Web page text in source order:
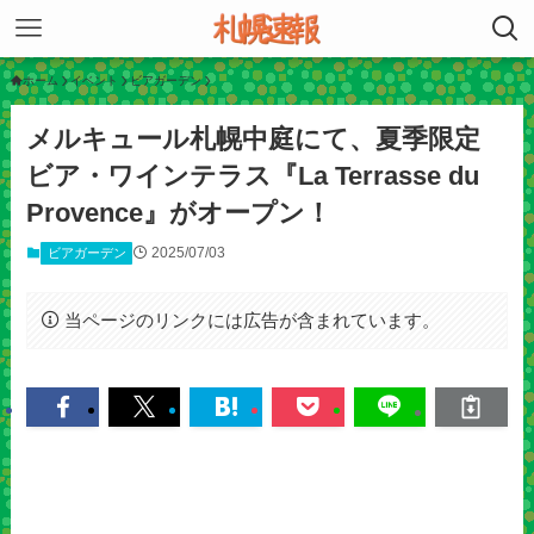
ホーム イベント ビアガーデン
メルキュール札幌中庭にて、夏季限定
ビア・ワインテラス『La Terrasse du
Provence』がオープン！
ビアガーデン 2025/07/03
当ページのリンクには広告が含まれています。